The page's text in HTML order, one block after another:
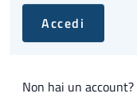
Accedi
Non hai un